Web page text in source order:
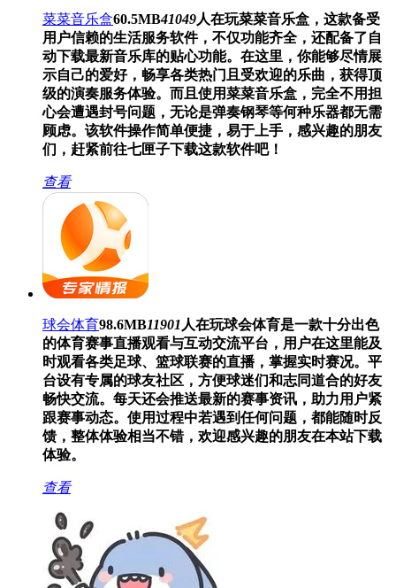
菜菜音乐盒60.5MB41049人在玩菜菜音乐盒，这款备受
用户信赖的生活服务软件，不仅功能齐全，还配备了自
动下载最新音乐库的贴心功能。在这里，你能够尽情展
示自己的爱好，畅享各类热门且受欢迎的乐曲，获得顶
级的演奏服务体验。而且使用菜菜音乐盒，完全不用担
心会遭遇封号问题，无论是弹奏钢琴等何种乐器都无需
顾虑。该软件操作简单便捷，易于上手，感兴趣的朋友
们，赶紧前往七匣子下载这款软件吧！
查看
球会体育98.6MB11901 人在玩球会体育是一款十分出色
的体育赛事直播观看与互动交流平台，用户在这里能及
时观看各类足球、篮球联赛的直播，掌握实时赛况。平
台设有专属的球友社区，方便球迷们和志同道合的好友
畅快交流。每天还会推送最新的赛事资讯，助力用户紧
跟赛事动态。使用过程中若遇到任何问题，都能随时反
馈，整体体验相当不错，欢迎感兴趣的朋友在本站下载
体验。
查看